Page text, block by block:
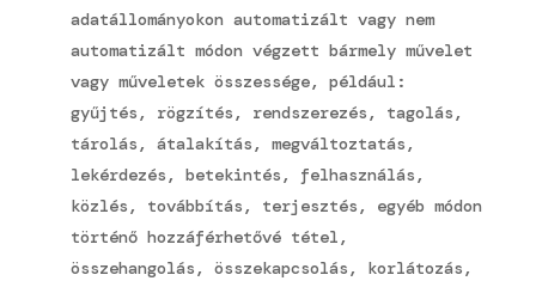
adatállományokon automatizált vagy nem
automatizált módon végzett bármely művelet
vagy műveletek összessége, például:
gyűjtés, rögzítés, rendszerezés, tagolás,
tárolás, átalakítás, megváltoztatás,
lekérdezés, betekintés, felhasználás,
közlés, továbbítás, terjesztés, egyéb módon
történő hozzáférhetővé tétel,
összehangolás, összekapcsolás, korlátozás,